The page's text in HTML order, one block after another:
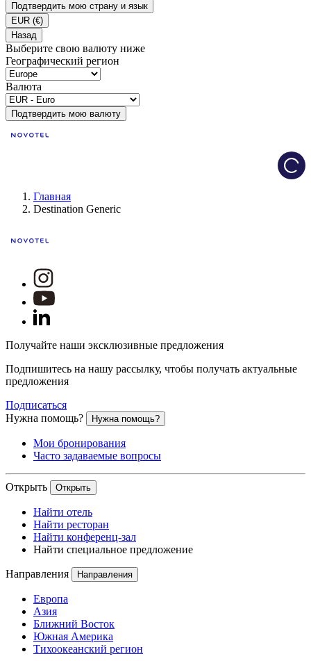
Подтвердить мою страну и язык
EUR (€)
Назад
Выберите свою валюту ниже
Географический регион
Валюта
Подтвердить мою валюту
Главная
Destination Generic
Получайте наши эксклюзивные предложения
Подпишитесь на нашу рассылку, чтобы получать актуальные
предложения
Подписаться
Нужна помощь?
Нужна помощь?
Мои бронирования
Часто задаваемые вопросы
Открыть Открыть
Найти отель
Найти ресторан
Найти конференц-зал
Найти специальное предложение
Направления Направления
Европа
Азия
Ближний Восток
Южная Америка
Тихоокеанский регион